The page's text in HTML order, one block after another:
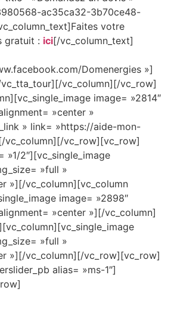
ac35ca32-3b70ce48-
votre
gratuit : ici[/vc_column_text]
Domenergies »]
vc_column][/vc_row]
image= »2814″
»center »
» link= »https://aide-mon-
vc_row][vc_row]
»1/2″][vc_single_image
»full »
»][/vc_column][vc_column
image= »2898″
»center »][/vc_column]
»full »
»][/vc_column][/vc_row][vc_row]
alias= »ms-1″]